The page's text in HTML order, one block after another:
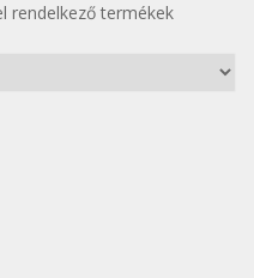
rendelkező termékek